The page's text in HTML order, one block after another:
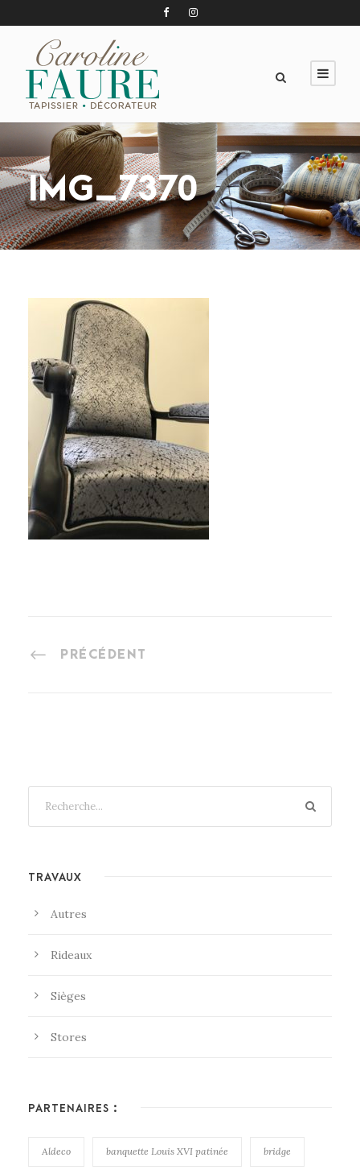
IMG_7370
PRÉCÉDENT
TRAVAUX
Autres
Rideaux
Sièges
Stores
PARTENAIRES :
Aldeco banquette Louis XVI patinée bridge